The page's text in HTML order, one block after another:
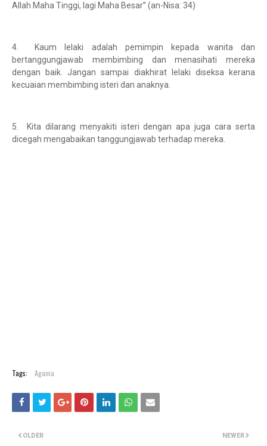
Allah Maha Tinggi, lagi Maha Besar” (an-Nisa: 34)
4. Kaum lelaki adalah pemimpin kepada wanita dan
bertanggungjawab membimbing dan menasihati mereka
dengan baik. Jangan sampai diakhirat lelaki diseksa kerana
kecuaian membimbing isteri dan anaknya.
5. Kita dilarang menyakiti isteri dengan apa juga cara serta
dicegah mengabaikan tanggungjawab terhadap mereka.
Tags: Agama
NEWER
OLDER